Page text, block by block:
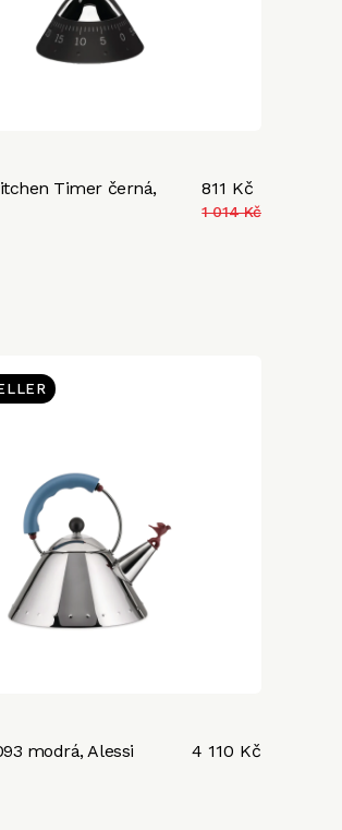
Timer černá,
811 Kč
1 014 Kč
modrá, Alessi 4 110 Kč